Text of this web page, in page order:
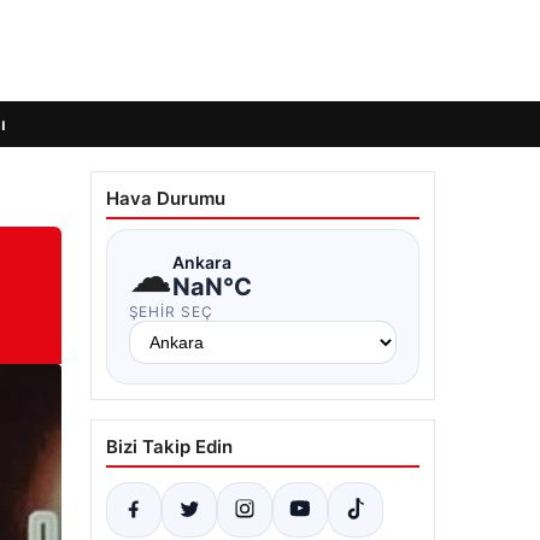
Hava Durumu
☁Ankara
NaN°C
ŞEHIR SEÇ
Bizi Takip Edin